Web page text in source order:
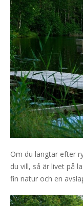
Om du längtar efter
du vill, så är livet på
fin natur och en